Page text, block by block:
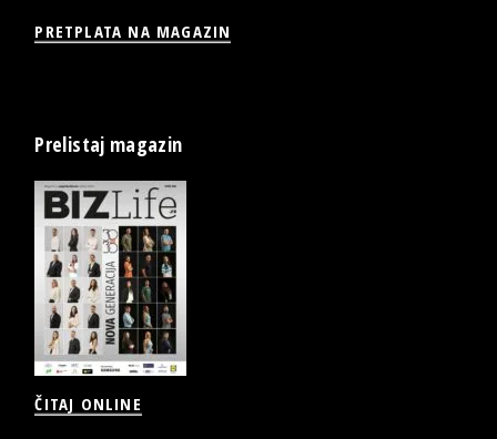
PRETPLATA NA MAGAZIN
Prelistaj magazin
ČITAJ ONLINE